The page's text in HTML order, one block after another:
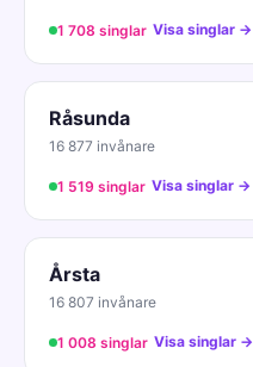
1 708 singlar Visa singlar →
Råsunda
16 877 invånare
1 519 singlar Visa singlar →
Årsta
16 807 invånare
1 008 singlar Visa singlar →